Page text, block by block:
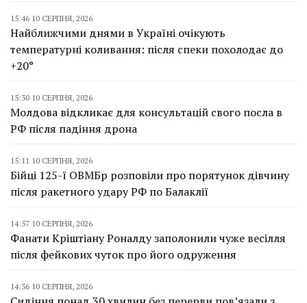
15:46 10 СЕРПНЯ, 2026
Найближчими днями в Україні очікують
температурні коливання: після спеки похолодає до
+20°
15:30 10 СЕРПНЯ, 2026
Молдова відкликає для консультацій свого посла в
РФ після падіння дрона
15:11 10 СЕРПНЯ, 2026
Бійці 125-ї ОВМБр розповіли про порятунок дівчину
після ракетного удару РФ по Балаклії
14:57 10 СЕРПНЯ, 2026
Фанати Кріштіану Роналду заполонили чуже весілля
після фейкових чуток про його одруження
14:36 10 СЕРПНЯ, 2026